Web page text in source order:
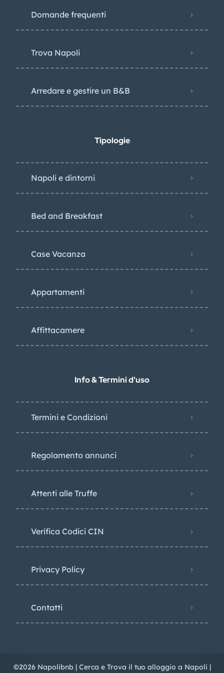
Domande frequenti
Trova Napoli
Arredare e gestire un B&B
Tipologie
Napoli e dintorni
Bed and Breakfast
Case Vacanza
Appartamenti
Affittacamere
Info & Termini d'uso
Termini e Condizioni
Regolamento annunci
Attenti alle Truffe
Verifica Codici CIN
Privacy Policy​
Contatti
©2026 Napolibnb | Cerca e Trova il tuo alloggio a Napoli |